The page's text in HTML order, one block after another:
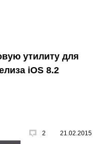
утилиту для
iOS 8.2
2 21.02.2015